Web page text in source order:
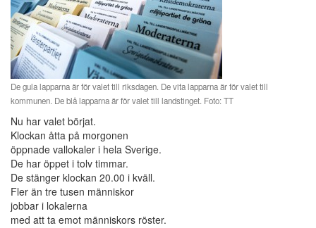
De gula lapparna är för valet till riksdagen. De vita lapparna är för valet till
kommunen. De blå lapparna är för valet till landstinget. Foto: TT
Nu har valet börjat.
Klockan åtta på morgonen
öppnade vallokaler i hela Sverige.
De har öppet i tolv timmar.
De stänger klockan 20.00 i kväll.
Fler än tre tusen människor
jobbar i lokalerna
med att ta emot människors röster.